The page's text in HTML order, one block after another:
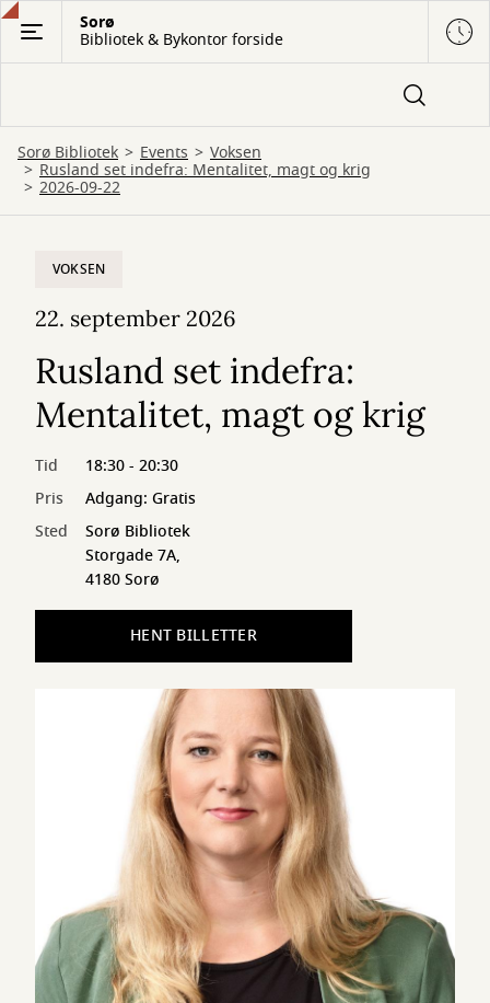
Gå
hovedindhold
Sorø
Bibliotek & Bykontor forside
Sorø Bibliotek Events Voksen
Rusland set indefra: Mentalitet, magt og krig
2026-09-22
VOKSEN
22. september 2026
Rusland set indefra:
Mentalitet, magt og krig
Tid
18:30 - 20:30
Pris
Adgang: Gratis
Sted
Sorø Bibliotek
Storgade 7A,
4180 Sorø
HENT BILLETTER